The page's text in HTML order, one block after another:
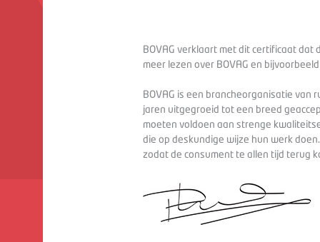
BOVAG verklaart met dit certificaat dat
meer lezen over BOVAG en
BOVAG is een brancheorganisatie van
jaren uitgegroeid tot een breed
moeten voldoen aan strenge
die op deskundige wijze hun werk
zodat de consument te allen tijd terug